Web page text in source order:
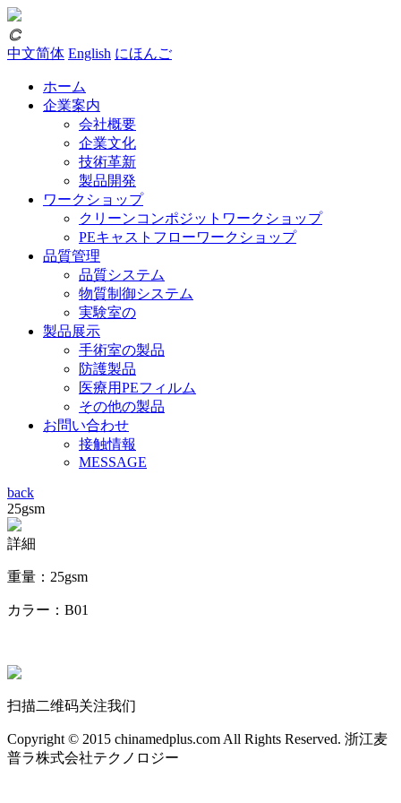
𐃗
中文简体 English にほんご
ホーム
企業案内
会社概要
企業文化
技術革新
製品開発
ワークショップ
クリーンコンポジットワークショップ
PEキャストフローワークショップ
品質管理
品質システム
物質制御システム
実験室の
製品展示
手術室の製品
防護製品
医療用PEフィルム
その他の製品
お問い合わせ
接触情報
MESSAGE
back
25gsm
詳細
重量：25gsm
カラー：B01
扫描二维码关注我们
Copyright © 2015 chinamedplus.com All Rights Reserved. 浙江麦
普ラ株式会社テクノロジー